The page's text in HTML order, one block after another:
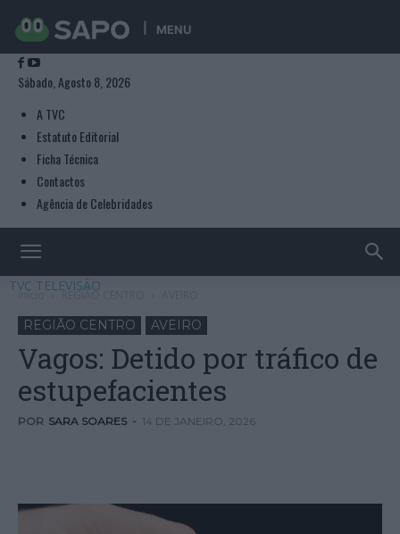
MENU
Sábado, Agosto 8, 2026
A TVC
Estatuto Editorial
Ficha Técnica
Contactos
Agência de Celebridades
TVC TELEVISÃO
Início REGIÃO CENTRO
REGIÃO CENTRO AVEIRO
Vagos: Detido por tráfico de
estupefacientes
POR SARA SOARES - 14 DE JANEIRO, 2026